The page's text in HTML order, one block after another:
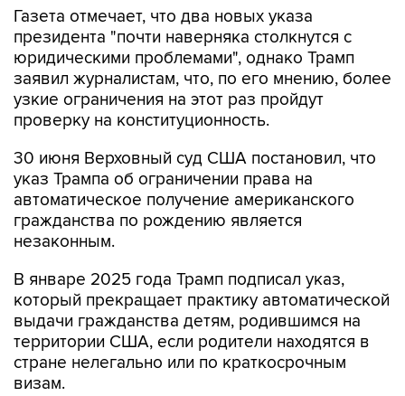
Газета отмечает, что два новых указа
президента "почти наверняка столкнутся с
юридическими проблемами", однако Трамп
заявил журналистам, что, по его мнению, более
узкие ограничения на этот раз пройдут
проверку на конституционность.
30 июня Верховный суд США постановил, что
указ Трампа об ограничении права на
автоматическое получение американского
гражданства по рождению является
незаконным.
В январе 2025 года Трамп подписал указ,
который прекращает практику автоматической
выдачи гражданства детям, родившимся на
территории США, если родители находятся в
стране нелегально или по краткосрочным
визам.